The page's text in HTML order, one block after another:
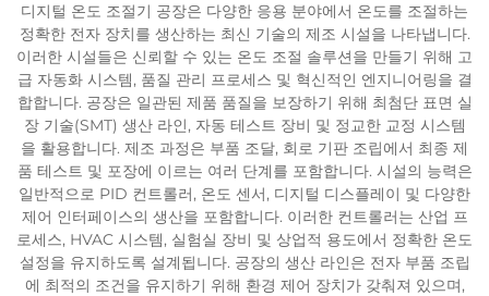
디지털 온도 조절기 공장은 다양한 응용 분야에서 온도를 조절하는
정확한 전자 장치를 생산하는 최신 기술의 제조 시설을 나타냅니다.
이러한 시설들은 신뢰할 수 있는 온도 조절 솔루션을 만들기 위해 고
급 자동화 시스템, 품질 관리 프로세스 및 혁신적인 엔지니어링을 결
합합니다. 공장은 일관된 제품 품질을 보장하기 위해 최첨단 표면 실
장 기술(SMT) 생산 라인, 자동 테스트 장비 및 정교한 교정 시스템
을 활용합니다. 제조 과정은 부품 조달, 회로 기판 조립에서 최종 제
품 테스트 및 포장에 이르는 여러 단계를 포함합니다. 시설의 능력은
일반적으로 PID 컨트롤러, 온도 센서, 디지털 디스플레이 및 다양한
제어 인터페이스의 생산을 포함합니다. 이러한 컨트롤러는 산업 프
로세스, HVAC 시스템, 실험실 장비 및 상업적 용도에서 정확한 온도
설정을 유지하도록 설계됩니다. 공장의 생산 라인은 전자 부품 조립
에 최적의 조건을 유지하기 위해 환경 제어 장치가 갖춰져 있으며,